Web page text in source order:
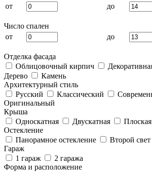
от
до
Число спален
от
до
Отделка фасада
Облицовочный кирпич
Дерево
Камень
Архитектурный стиль
Русский
Классический
Оригинальный
Крыша
Односкатная
Двускатная Плоская
Остекление
Панорамное остекление
Второй свет
Гараж
1 гараж
2 гаража
Форма и расположение